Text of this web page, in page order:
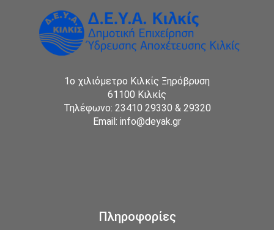
1ο χιλιόμετρο Κιλκίς Ξηρόβρυση
61100 Κιλκίς
Τηλέφωνο: 23410 29330 & 29320
Email: info@deyak.gr
Πληροφορίες